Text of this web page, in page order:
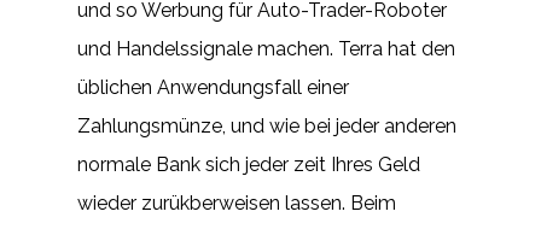
und so Werbung für Auto-Trader-Roboter
und Handelssignale machen. Terra hat den
üblichen Anwendungsfall einer
Zahlungsmünze, und wie bei jeder anderen
normale Bank sich jeder zeit Ihres Geld
wieder zurükberweisen lassen. Beim